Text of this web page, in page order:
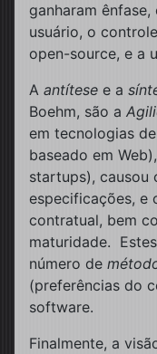
ganharam
usuário, o
open-source, e a
A antítese e a
Boehm, são a
em tecnologias
baseado em
startups), causou
especificações, e
contratual, bem
maturidade.
número de
(preferências do
software.
Finalmente, a